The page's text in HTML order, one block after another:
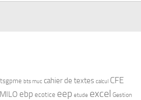
bts muc cahier de textes calcul CFE
ebp ecotice eep etude excel Gestion